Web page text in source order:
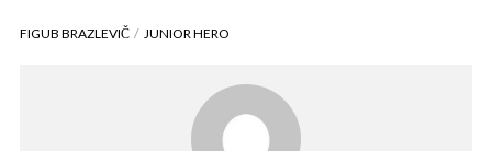
FIGUB BRAZLEVIČ JUNIOR HERO